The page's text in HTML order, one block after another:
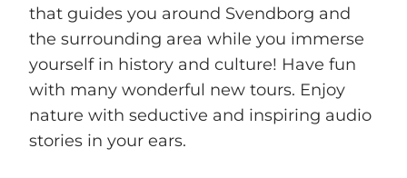
that guides you around Svendborg and
the surrounding area while you immerse
yourself in history and culture! Have fun
with many wonderful new tours. Enjoy
nature with seductive and inspiring audio
stories in your ears.